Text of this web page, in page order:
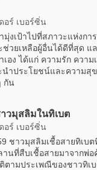
อร์ เบอร์ซิ่น
มุ่งเป้าไปที่สภาวะแห่งกา
ช่วยเหลือผู้อื่นได้ดีที่สุด
เอง ได้แก่ ความรัก ควา
นำประโยชน์และความสุ
กัน
วมุสลิมในทิเบต
อร์ เบอร์ซิ่น
ชาวมุสลิมเชื้อสายทิเบ
านที่สืบเชื้อสายมาจากพ่
ตามประเพณีของชาวทิ